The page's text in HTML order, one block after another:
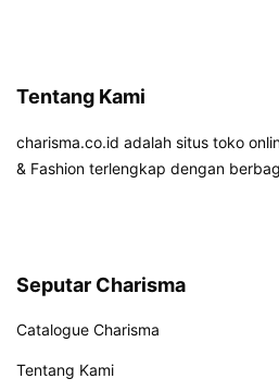
Tentang Kami
charisma.co.id adalah situs toko
& Fashion terlengkap dengan
Seputar Charisma
Catalogue Charisma
Tentang Kami